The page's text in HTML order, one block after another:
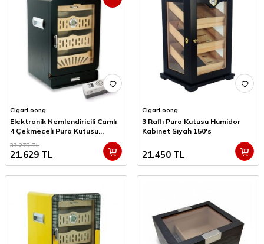
CigarLoong
Elektronik Nemlendiricili Camlı
4 Çekmeceli Puro Kutusu
33.275TL
21.629 TL
CigarLoong
3 Raflı Puro Kutusu Humidor
Kabinet Siyah 150's
21.450 TL